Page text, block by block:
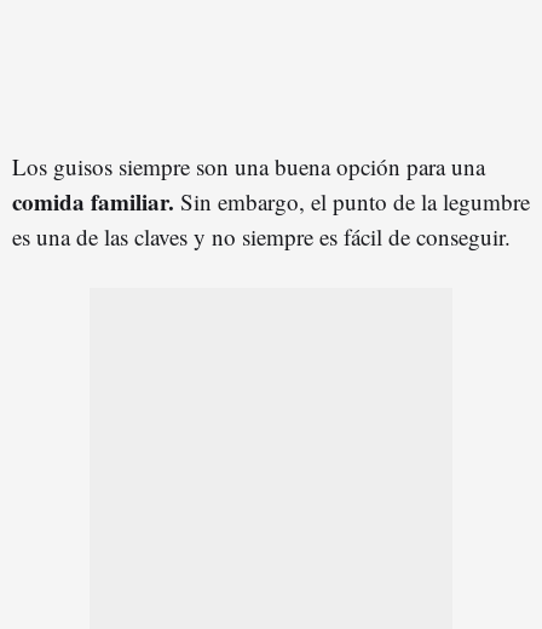
Los guisos siempre son una buena opción para una
comida familiar. Sin embargo, el punto de la legumbre
es una de las claves y no siempre es fácil de conseguir.